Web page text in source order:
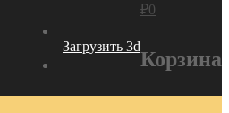
Загрузить 3d
₽0
Корзина